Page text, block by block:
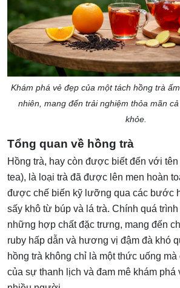
Khám phá vẻ đẹp của một tách hồng trà
nhiên, mang đến trải nghiệm thỏa mãn
khỏe.
Tổng quan về hồng trà
Hồng trà, hay còn được biết đến với
tea), là loại trà đã được lên men hoàn
được chế biến kỹ lưỡng qua các bước
sấy khô từ búp và lá trà. Chính quá
những hợp chất đặc trưng, mang đến
ruby hấp dẫn và hương vị đậm đà khó
hồng trà không chỉ là một thức uống
của sự thanh lịch và đam mê khám phá